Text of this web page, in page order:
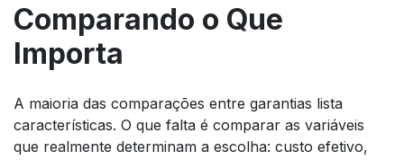
Comparando o Que
Importa
A maioria das comparações entre garantias lista
características. O que falta é comparar as variáveis
que realmente determinam a escolha: custo efetivo,